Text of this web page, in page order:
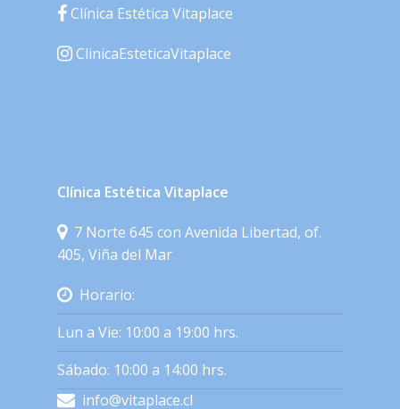
Clínica Estética Vitaplace
ClinicaEsteticaVitaplace
Clínica Estética Vitaplace
7 Norte 645 con Avenida Libertad, of.
405, Viña del Mar
Horario:
Lun a Vie: 10:00 a 19:00 hrs.
Sábado: 10:00 a 14:00 hrs.
info@vitaplace.cl